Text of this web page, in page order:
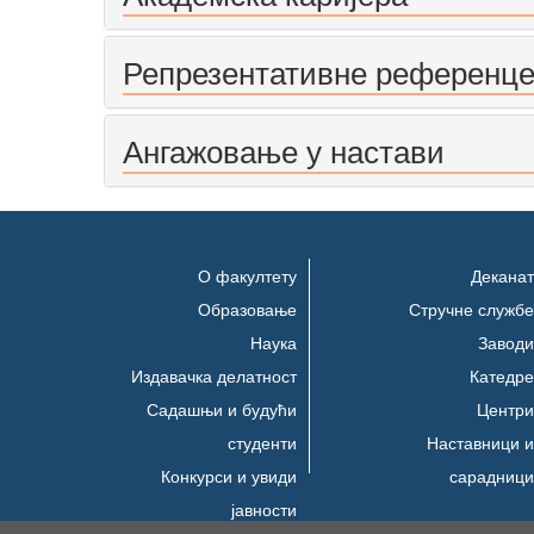
Репрезентативне референце
Ангажовање у настави
О факултету
Образовање
Наука
Издавачка делатност
Садашњи и будући
студенти
Конкурси и увиди
јавности
Деканат
Стручне службе
Заводи
Катедре
Центри
Наставници и
сарадници